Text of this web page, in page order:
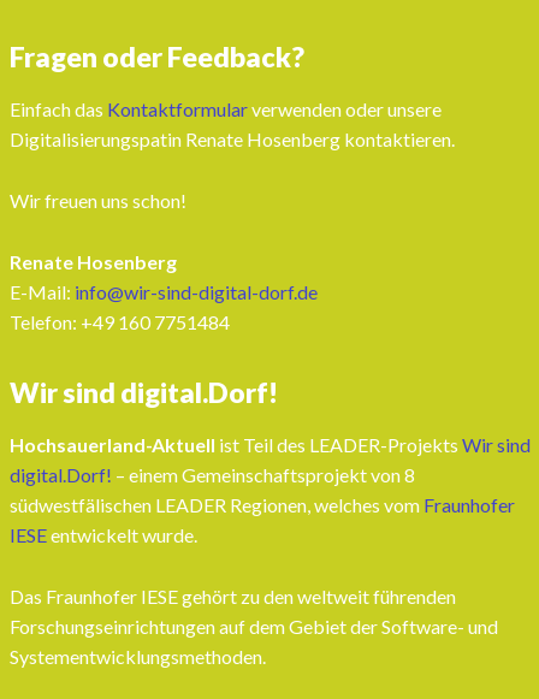
Fragen oder Feedback?
Einfach das Kontaktformularverwenden oder unsere
Digitalisierungspatin Renate Hosenberg kontaktieren.
Wir freuen uns schon!
Renate Hosenberg
E-Mail: info@wir-sind-digital-dorf.de
Telefon: ‭+49 160 7751484‬
Wir sind digital.Dorf!
Hochsauerland-Aktuell ist Teil des LEADER-Projekts Wir sind
digital.Dorf! – einem Gemeinschaftsprojekt von 8
südwestfälischen LEADER Regionen, welches vom Fraunhofer
IESEentwickelt wurde.
Das Fraunhofer IESE gehört zu den weltweit führenden
Forschungseinrichtungen auf dem Gebiet der Software- und
Systementwicklungsmethoden.